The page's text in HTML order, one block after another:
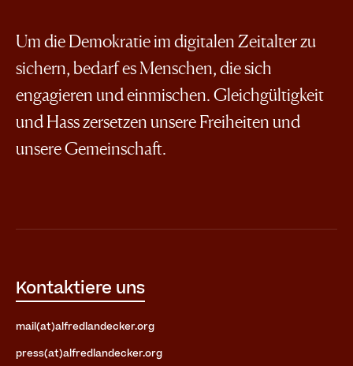
Um die Demokratie im digitalen Zeitalter zu
sichern, bedarf es Menschen, die sich
engagieren und einmischen. Gleichgültigkeit
und Hass zersetzen unsere Freiheiten und
unsere Gemeinschaft.
Kontaktiere uns
mail(at)alfredlandecker.org
press(at)alfredlandecker.org